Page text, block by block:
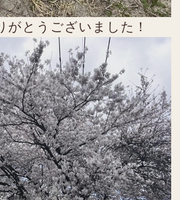
がとうございました！